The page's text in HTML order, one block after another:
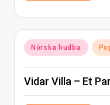
Posted
in
Nórska hudba
Vidar Villa – Et